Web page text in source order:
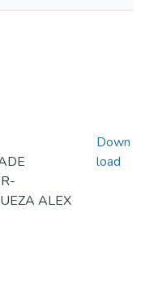
ALEX
Down
load